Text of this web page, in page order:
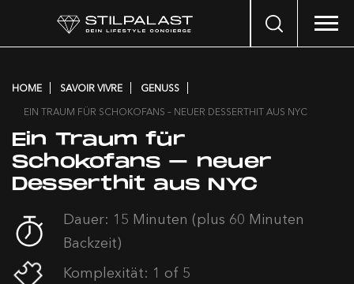
Search
HOME SAVOIR VIVRE
GENUSS
EIN TRAUM FÜR SCHOKOFANS – NEUER DESSERTHIT AUS NYC
Ein Traum für
Schokofans – neuer
Desserthit aus NYC
Dauer: 15 Minuten (plus 60 Minuten
Backzeit)
Komplexität: 1 of 5